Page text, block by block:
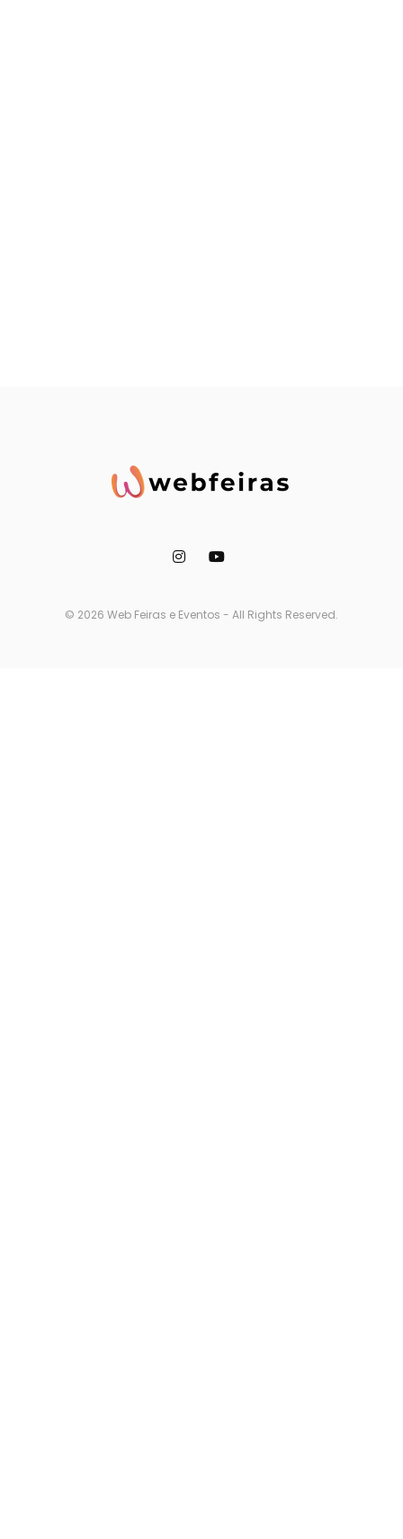
© 2026 Web Feiras e Eventos - All Rights Reserved.